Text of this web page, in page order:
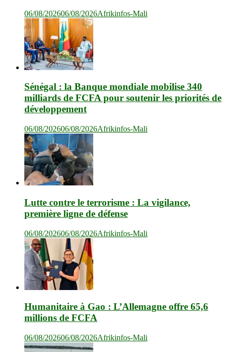
06/08/202606/08/2026Afrikinfos-Mali
Sénégal : la Banque mondiale mobilise 340
milliards de FCFA pour soutenir les priorités de
développement
06/08/202606/08/2026Afrikinfos-Mali
Lutte contre le terrorisme : La vigilance,
première ligne de défense
06/08/202606/08/2026Afrikinfos-Mali
Humanitaire à Gao : L’Allemagne offre 65,6
millions de FCFA
06/08/202606/08/2026Afrikinfos-Mali